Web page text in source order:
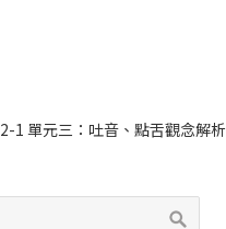
2-1 單元三：吐音、點舌觀念解析